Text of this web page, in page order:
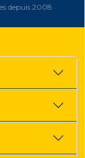
depuis 2008